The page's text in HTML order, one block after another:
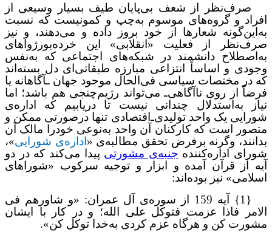
صرف‌نظر از شعف بی‌پایان طیف بسیار وسیعی از
افراد و گروه‌های موسوم به‌چپ‌ و کمونیست که نسبت
به‌این‌گونه شعارها از خود بروز داده و می‌دهند، و نیز
صرف‌نظر از فعلیت «انقلابی» این خرده‌بورژواهای
به‌اصطلاح دانشمند در شبکه‌های اجتماعی که به‌نفس
وجودی و اساساً انتزاعی مبارزه‌ طبقاتی‌ای دل ‌بسته‌اند
که در مختصات سیاسی فی‌الحال موجود جهان ـآ‌گاهانه یا
فرضاً از روی ناآگاهی‌ـ می‌تواند رژیم‌چنجی هم باشد؛ اما
نیاز به‌استدلال چندانی نیست تا دریابیم که اداره‌ی
شورایی یک واحد تولیدی‌ـ‌اقتصادی تنها درصورتی ممکن و
متصور است که کارکنان آن واحد به‌نوعی خودرا مالک آن
بدانند، وگرنه برفرض تحقق مطالبه‌ی «اداره‌ی شورایی»،
شورای اداره‌کننده جنبه‌ی مشورتی پیدا می‌کند که در دو
آیه از قرآن آمده و ابزار و توجیه سرکوب «شوراهای
اسلامی» نیز بوده‌اند:
{1}
آیه 159 از سوره‌ی آل عمران : «و شاورهم فی
الامر فاذا عزمت فتوکل علی الله؛ و در کار با ایشان
مشورت کن و هرگاه عزم کردی به‌خدا توکل کن».